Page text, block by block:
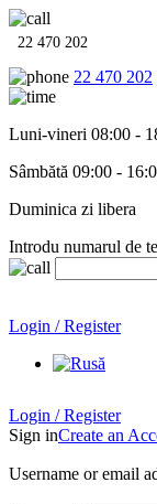
22 470 202
22 470 202
Luni-vineri 08:00 -
Sâmbătă 09:00 -
Duminica zi libera
Introdu numarul de
Login / Register
Login / Register
Sign inCreate an
Username or email